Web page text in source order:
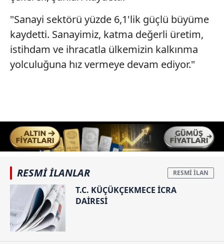
"Sanayi sektörü yüzde 6,1'lik güçlü büyüme
kaydetti. Sanayimiz, katma değerli üretim,
istihdam ve ihracatla ülkemizin kalkınma
yolculuğuna hız vermeye devam ediyor."
RESMİ İLANLAR
T.C. KÜÇÜKÇEKMECE İCRA
DAİRESİ